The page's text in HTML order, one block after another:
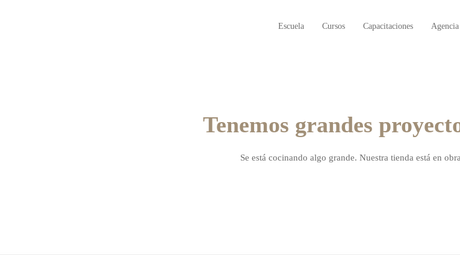
Escuela Cursos Capacitaciones
Tenemos grandes
Se está cocinando algo grande. Nuestra tienda está en